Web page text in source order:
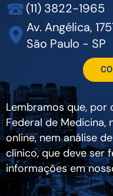
(11) 3822-1965
Av. Angélica,
São Paulo - SP
Lembramos que, por
Federal de Medicina,
online, nem análise
clínico, que deve ser
informações em